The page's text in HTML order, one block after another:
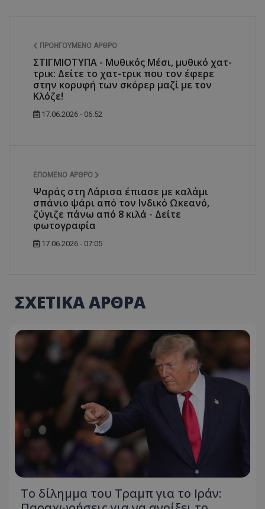
ΠΡΟΗΓΟΎΜΕΝΟ ΆΡΘΡΟ
ΣΤΙΓΜΙΟΤΥΠΑ - Μυθικός Μέσι, μυθικό χατ-
τρικ: Δείτε το χατ-τρικ που τον έφερε
στην κορυφή των σκόρερ μαζί με τον
Κλόζε!
17.06.2026 - 06:52
ΕΠΌΜΕΝΟ ΆΡΘΡΟ
Ψαράς στη Λάρισα έπιασε με καλάμι
σπάνιο ψάρι από τον Ινδικό Ωκεανό,
ζύγιζε πάνω από 8 κιλά - Δείτε
φωτογραφία
17.06.2026 - 07:05
ΣΧΕΤΙΚΑ ΑΡΘΡΑ
Το δίλημμα του Τραμπ για το Ιράν: